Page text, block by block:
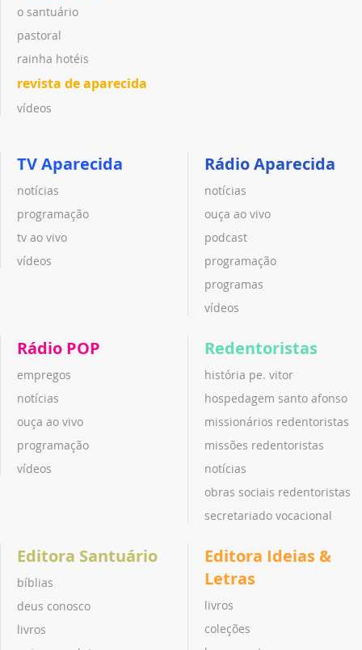
o santuário
pastoral
rainha hotéis
revista de aparecida
vídeos
TV Aparecida
notícias
programação
tv ao vivo
vídeos
Rádio Aparecida
notícias
ouça ao vivo
podcast
programação
programas
vídeos
Rádio POP
empregos
notícias
ouça ao vivo
programação
vídeos
Redentoristas
história pe. vitor
hospedagem santo afonso
missionários redentoristas
missões redentoristas
notícias
obras sociais redentoristas
secretariado vocacional
Editora Santuário
bíblias
deus conosco
livros
Editora Ideias &
Letras
livros
coleções